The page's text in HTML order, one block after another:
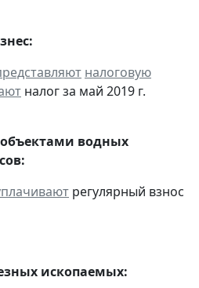
налоговую
налог за май 2019 г.
водных
регулярный взнос
ископаемых: